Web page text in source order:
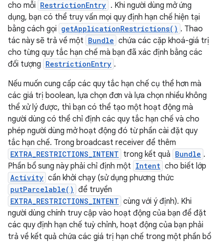
cho mỗi RestrictionEntry . Khi người dùng mở ứng
dụng, bạn có thể truy vấn mọi quy định hạn chế hiện tại
bằng cách gọi getApplicationRestrictions() . Thao
tác này sẽ trả về một Bundle chứa các cặp khoá-giá trị
cho từng quy tắc hạn chế mà bạn đã xác định bằng các
đối tượng RestrictionEntry .
Nếu muốn cung cấp các quy tắc hạn chế cụ thể hơn mà
các giá trị boolean, lựa chọn đơn và lựa chọn nhiều không
thể xử lý được, thì bạn có thể tạo một hoạt động mà
người dùng có thể chỉ định các quy tắc hạn chế và cho
phép người dùng mở hoạt động đó từ phần cài đặt quy
tắc hạn chế. Trong broadcast receiver để thêm
EXTRA_RESTRICTIONS_INTENT trong kết quả Bundle .
Phần bổ sung này phải chỉ định một Intent cho biết lớp
Activity cần khởi chạy (sử dụng phương thức
putParcelable() để truyền
EXTRA_RESTRICTIONS_INTENT cùng với ý định). Khi
người dùng chính truy cập vào hoạt động của bạn để đặt
các quy định hạn chế tuỳ chỉnh, hoạt động của bạn phải
trả về kết quả chứa các giá trị hạn chế trong một phần bổ